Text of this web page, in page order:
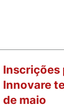
Inscrições
Innovare
de maio